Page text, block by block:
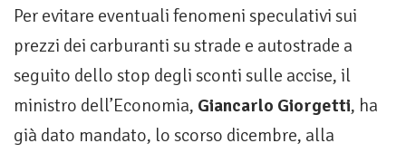
Per evitare eventuali fenomeni speculativi sui
prezzi dei carburanti su strade e autostrade a
seguito dello stop degli sconti sulle accise, il
ministro dell’Economia, Giancarlo Giorgetti, ha
già dato mandato, lo scorso dicembre, alla